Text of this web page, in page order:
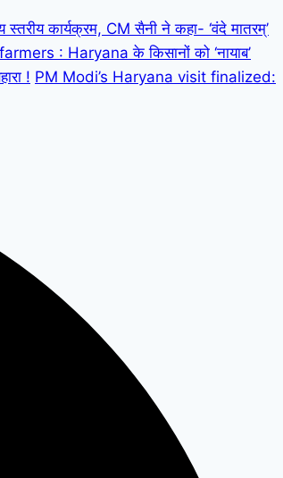
कार्यक्रम, CM सैनी ने कहा- ‘वंदे मातरम्’
: Haryana के किसानों को ‘नायाब’
! PM Modi’s Haryana visit finalized: